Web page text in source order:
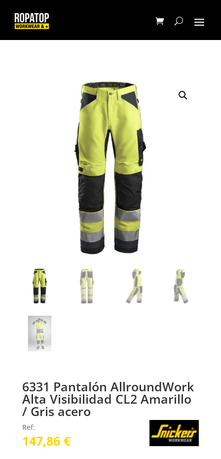
6331 Pantalón AllroundWork
Alta Visibilidad CL2 Amarillo
/ Gris acero
Ref:
147,86 €